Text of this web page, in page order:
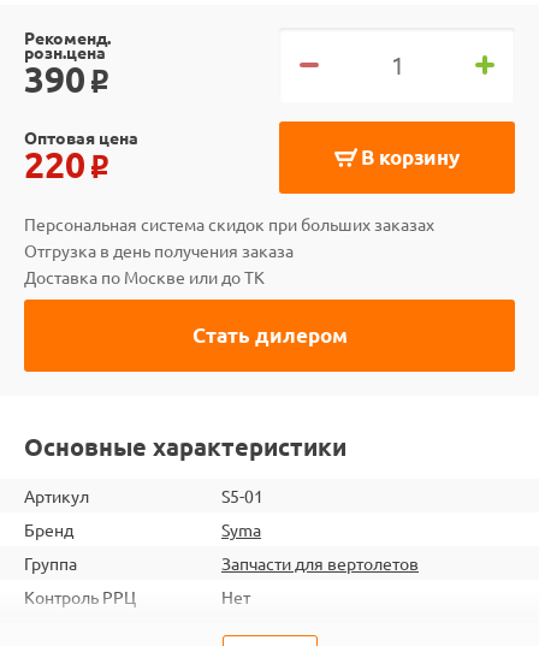
Рекоменд.
розн.цена
390 o
В корзину
Оптовая цена
220 o
Персональная система скидок при больших заказах
Отгрузка в день получения заказа
Доставка по Москве или до ТК
Стать дилером
Основные характеристики
Артикул
S5-01
Бренд
Syma
Группа
Запчасти для вертолетов
Контроль РРЦ
Нет
10